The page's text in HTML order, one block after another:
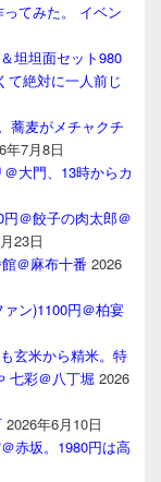
てみた。 イベン
坦坦面セット980
て絶対に一人前じ
蕎麦がメチャクチ
年7月8日
大門、13時からカ
＠餃子の肉太郎＠
23日
＠麻布十番 2026
ン)1100円＠柏宴
玄米から精米。特
七彩＠八丁堀 2026
2026年6月10日
赤坂。1980円は高